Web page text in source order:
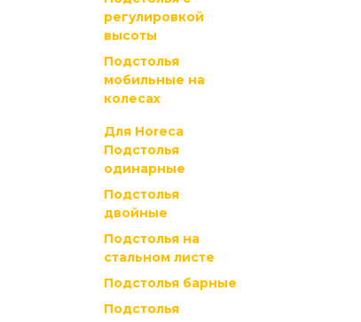
регулировкой
высоты
Подстолья
мобильные на
колесах
Для Horeca
Подстолья
одинарные
Подстолья
двойные
Подстолья на
стальном листе
Подстолья барные
Подстолья